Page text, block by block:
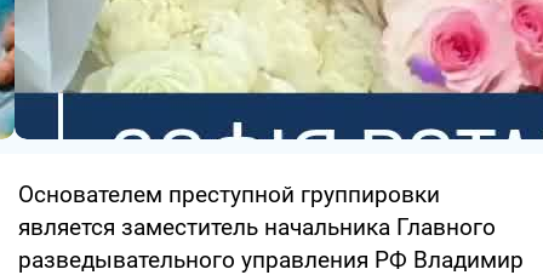
Основателем преступной группировки
является заместитель начальника Главного
разведывательного управления РФ Владимир